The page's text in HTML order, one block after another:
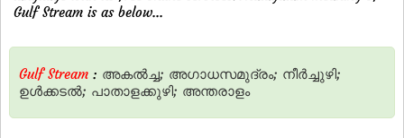
Gulf Stream is as below...
Gulf Stream : അകല്‍ച്ച; അഗാധസമുദ്രം; നീര്‍ച്ചുഴി;
ഉള്‍ക്കടല്‍; പാതാളക്കുഴി; അന്തരാളം